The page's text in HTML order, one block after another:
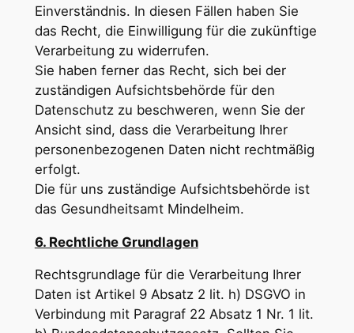
Einverständnis. In diesen Fällen haben Sie
das Recht, die Einwilligung für die zukünftige
Verarbeitung zu widerrufen.
Sie haben ferner das Recht, sich bei der
zuständigen Aufsichtsbehörde für den
Datenschutz zu beschweren, wenn Sie der
Ansicht sind, dass die Verarbeitung Ihrer
personenbezogenen Daten nicht rechtmäßig
erfolgt.
Die für uns zuständige Aufsichtsbehörde ist
das Gesundheitsamt Mindelheim.
6. Rechtliche Grundlagen
Rechtsgrundlage für die Verarbeitung Ihrer
Daten ist Artikel 9 Absatz 2 lit. h) DSGVO in
Verbindung mit Paragraf 22 Absatz 1 Nr. 1 lit.